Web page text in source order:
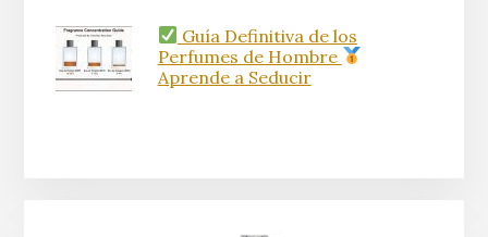
Guía Definitiva de los
Perfumes de Hombre
Aprende a Seducir